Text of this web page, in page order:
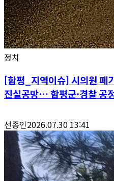
정치
[함평_지역이슈] 시의원 폐
진실공방… 함평군·경찰 공
선종인2026.07.30 13:41